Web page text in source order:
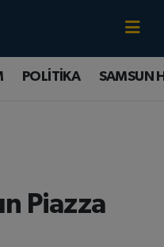
POLİTİKA SAMSUN
Piazza
Fikstür